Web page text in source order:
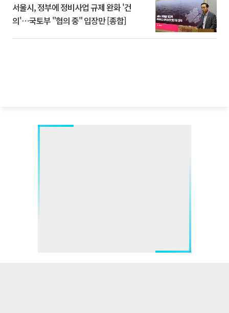
서울시, 정부에 정비사업 규제 완화 '건
의'⋯국토부 "협의 중" 입장만 [종합]